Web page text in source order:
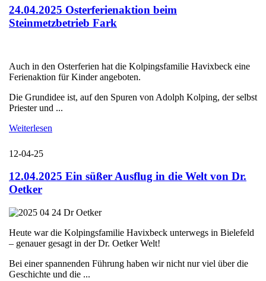
24.04.2025 Osterferienaktion beim
Steinmetzbetrieb Fark
Auch in den Osterferien hat die Kolpingsfamilie Havixbeck eine
Ferienaktion für Kinder angeboten.
Die Grundidee ist, auf den Spuren von Adolph Kolping, der selbst
Priester und ...
Weiterlesen
12-04-25
12.04.2025 Ein süßer Ausflug in die Welt von Dr.
Oetker
Heute war die Kolpingsfamilie Havixbeck unterwegs in Bielefeld
– genauer gesagt in der Dr. Oetker Welt!
Bei einer spannenden Führung haben wir nicht nur viel über die
Geschichte und die ...